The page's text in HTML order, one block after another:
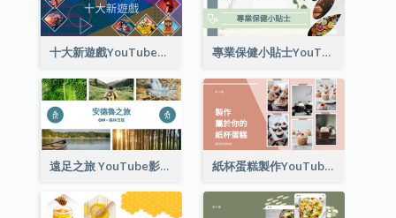
十大新遊戲YouTube影片縮圖 專業保健小貼士YouTube影片縮圖
遠足之旅 YouTube影片縮圖 紙杯蛋糕製作YouTube影片縮圖